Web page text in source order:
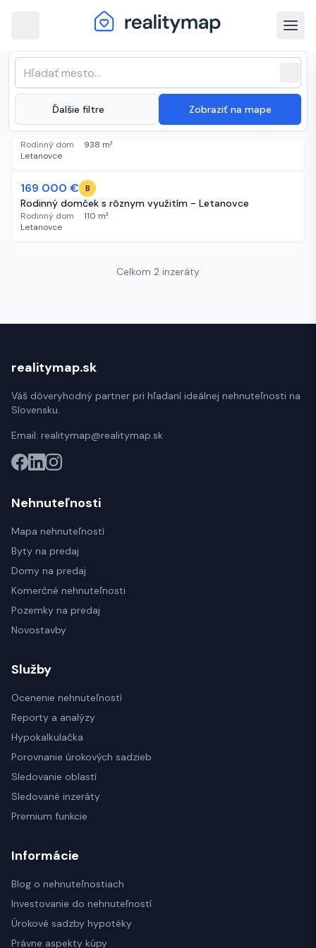
Ďalšie filtre Zobraziť na mape
Letanovce · Najnovšie nehnuteľnosti
na predaj
(2 inzeráty)
Zoradenie zoznamu
130 000 €
Na predaj dom v obci Arnutovce
Rodinný dom · 938 m²
Letanovce
68 dní
169 000 € B
Rodinný domček s rôznym využitím - Letanovce
Rodinný dom · 110 m²
Letanovce
Celkom 2 inzeráty
realitymap.sk
Váš dôveryhodný partner pri hľadaní ideálnej nehnuteľnosti na
Slovensku.
Email: realitymap@realitymap.sk
Nehnuteľnosti
Mapa nehnuteľností
Byty na predaj
Domy na predaj
Komerčné nehnuteľnosti
Pozemky na predaj
Novostavby
Služby
Ocenenie nehnuteľností
Reporty a analýzy
Hypokalkulačka
Porovnanie úrokových sadzieb
Sledovanie oblastí
Sledované inzeráty
Premium funkcie
Informácie
Blog o nehnuteľnostiach
Investovanie do nehnuteľností
Úrokové sadzby hypotéky
Právne aspekty kúpy